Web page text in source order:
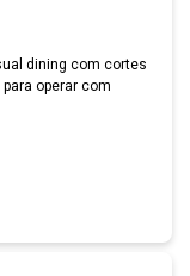
dining com cortes
operar com